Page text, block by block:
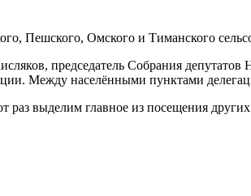
Пешского, Омского и Тиманского
председатель Собрания
Между населёнными пунктами
выделим главное из посещения